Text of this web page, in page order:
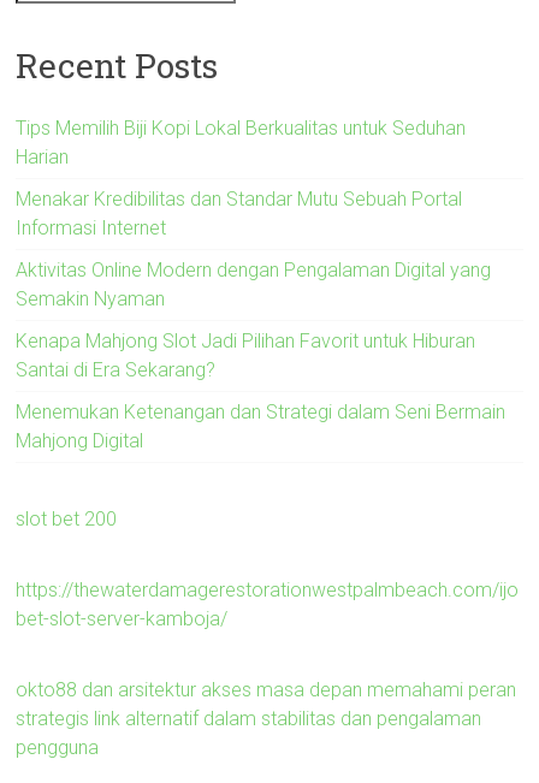
Recent Posts
Tips Memilih Biji Kopi Lokal Berkualitas untuk Seduhan
Harian
Menakar Kredibilitas dan Standar Mutu Sebuah Portal
Informasi Internet
Aktivitas Online Modern dengan Pengalaman Digital yang
Semakin Nyaman
Kenapa Mahjong Slot Jadi Pilihan Favorit untuk Hiburan
Santai di Era Sekarang?
Menemukan Ketenangan dan Strategi dalam Seni Bermain
Mahjong Digital
slot bet 200
https://thewaterdamagerestorationwestpalmbeach.com/ijo
bet-slot-server-kamboja/
okto88 dan arsitektur akses masa depan memahami peran
strategis link alternatif dalam stabilitas dan pengalaman
pengguna